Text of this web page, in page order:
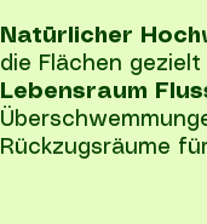
Natürlicher
die Flächen
Lebensraum
Rückzugsräume